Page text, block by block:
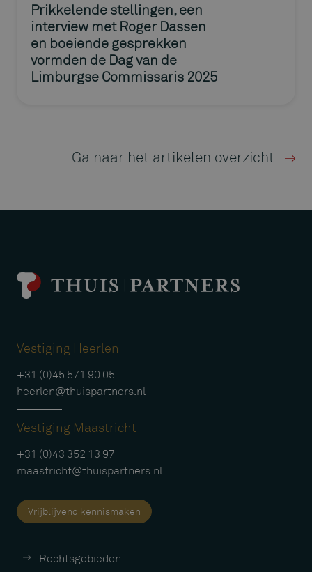
Prikkelende stellingen, een
interview met Roger Dassen
en boeiende gesprekken
vormden de Dag van de
Limburgse Commissaris 2025
Ga naar het artikelen overzicht
Vestiging Heerlen
+31 (0)45 571 90 05
heerlen@thuispartners.nl
Vestiging Maastricht
+31 (0)43 352 13 97
maastricht@thuispartners.nl
Vrijblijvend kennismaken
Rechtsgebieden